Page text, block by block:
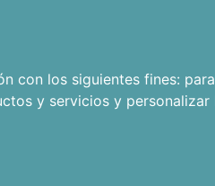
con los siguientes fines:
y servicios y